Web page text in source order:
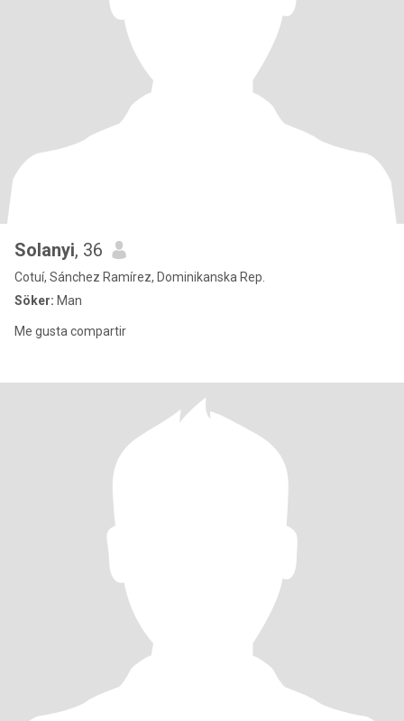
Solanyi, 36
Cotuí, Sánchez Ramírez, Dominikanska Rep.
Söker: Man
Me gusta compartir